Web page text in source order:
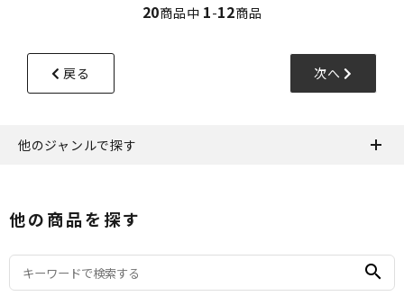
20商品中 1-12商品
戻る 次へ
他のジャンルで探す
他の商品を探す
search